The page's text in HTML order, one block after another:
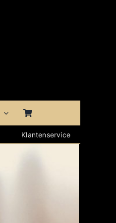
Klantenservice